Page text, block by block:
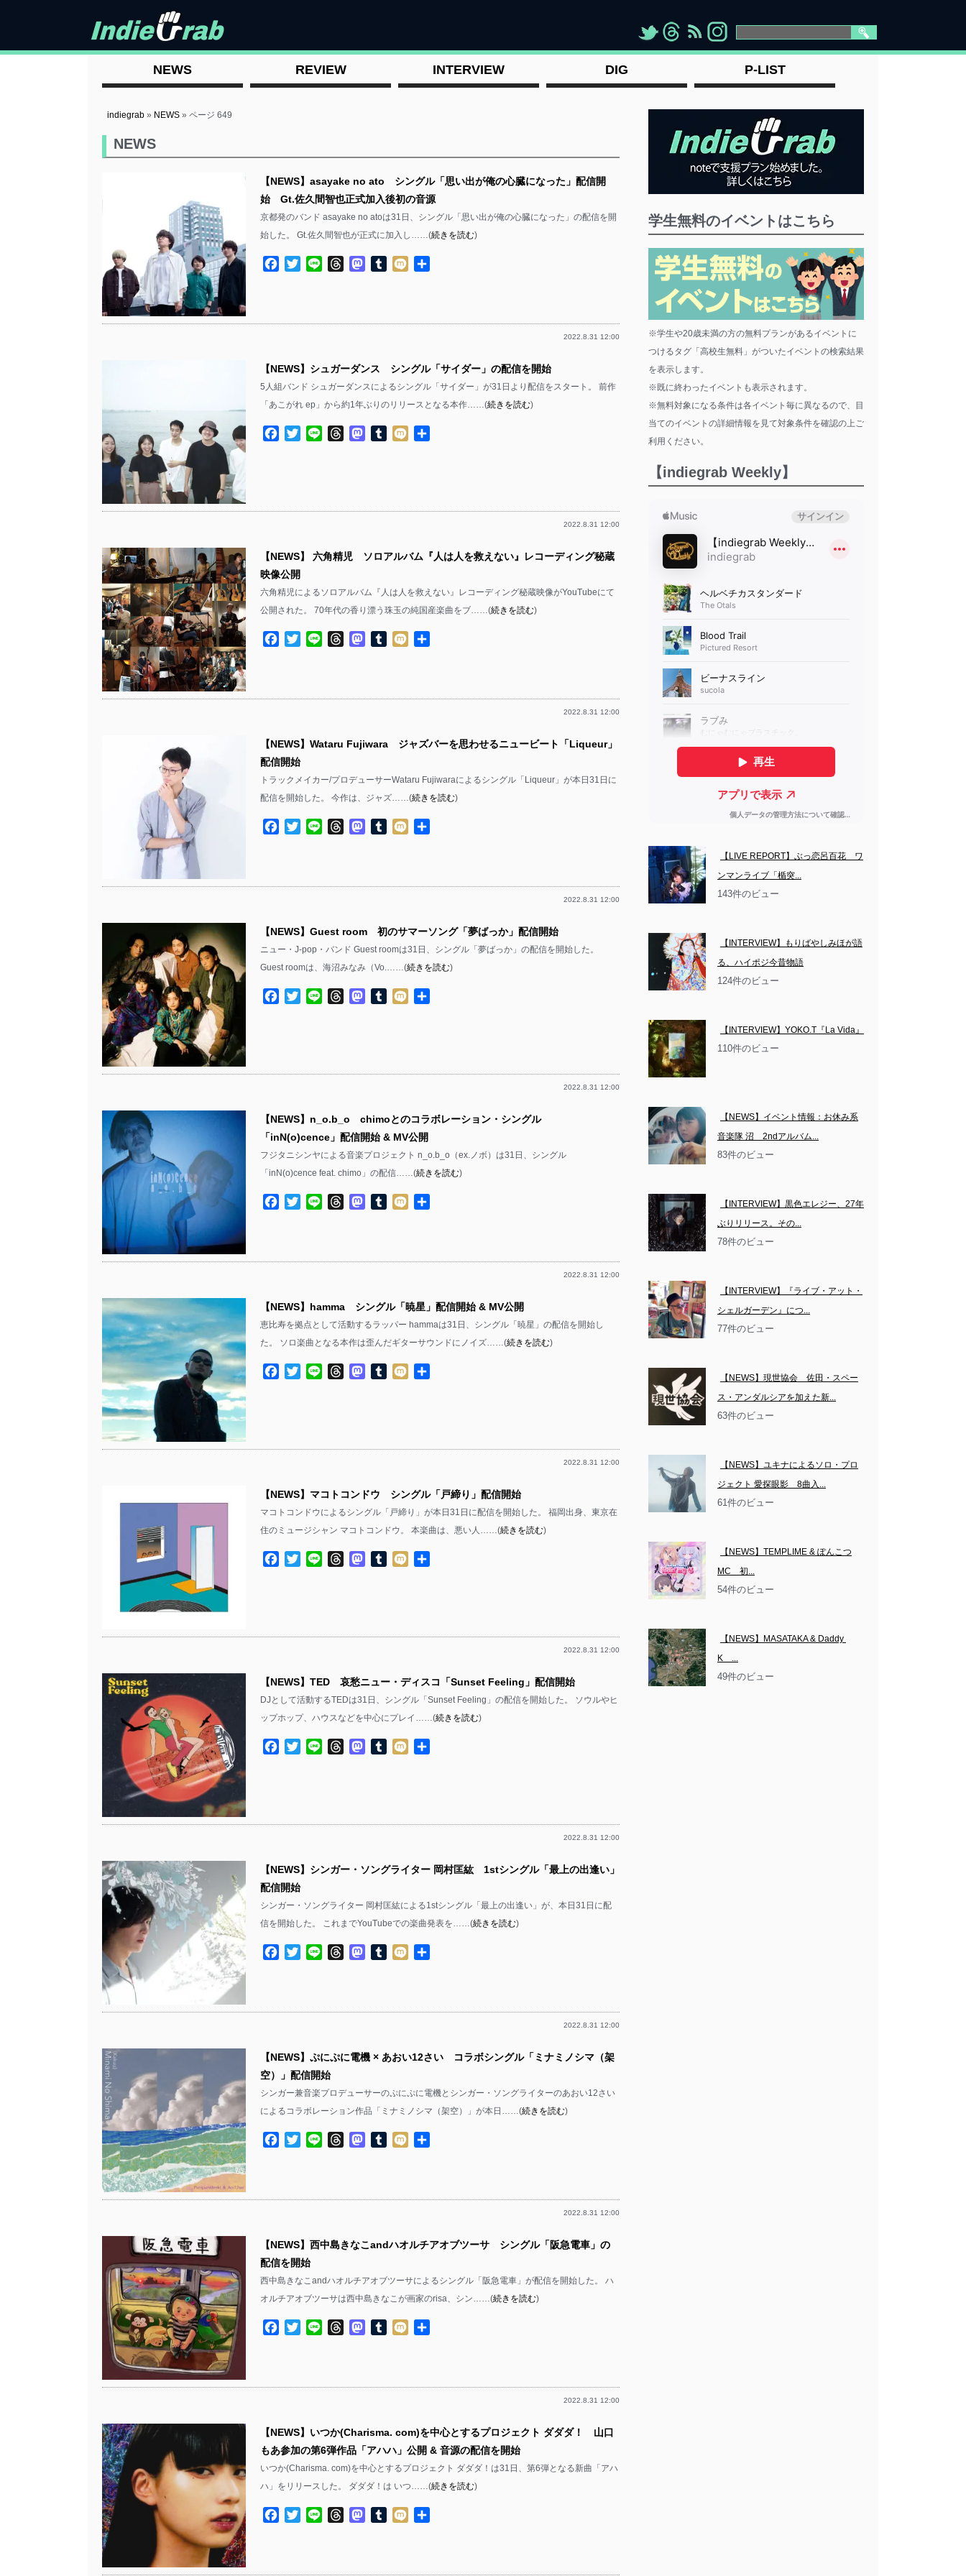
"> "> "> " >
NEWS REVIEW INTERVIEW DIG P-LIST
indiegrab » NEWS »ページ 649
NEWS
【NEWS】asayake no ato シングル「思い出が俺の心臓になった」配信開
始 Gt.佐久間智也正式加入後初の音源
京都発のバンド asayake no atoは31日、シングル「思い出が俺の心臓になった」の配信を開
始した。 Gt.佐久間智也が正式に加入し……(続きを読む)
Facebook
TwitterLine ThreadsMastodon
TumblrMixi
2022.8.31 12:00
【NEWS】シュガーダンス シングル「サイダー」の配信を開始
5人組バンド シュガーダンスによるシングル「サイダー」が31日より配信をスタート。 前作
「あこがれ ep」から約1年ぶりのリリースとなる本作……(続きを読む)
Facebook
TwitterLine ThreadsMastodon
TumblrMixi
2022.8.31 12:00
【NEWS】 六角精児 ソロアルバム『人は人を救えない』レコーディング秘蔵
映像公開
六角精児によるソロアルバム『人は人を救えない』レコーディング秘蔵映像がYouTubeにて
公開された。 70年代の香り漂う珠玉の純国産楽曲をブ……(続きを読む)
Facebook
TwitterLine ThreadsMastodon
TumblrMixi
2022.8.31 12:00
【NEWS】Wataru Fujiwara ジャズバーを思わせるニュービート「Liqueur」
配信開始
トラックメイカー/プロデューサーWataru Fujiwaraによるシングル「Liqueur」が本日31日に
配信を開始した。 今作は、ジャズ……(続きを読む)
Facebook
TwitterLine ThreadsMastodon
TumblrMixi
2022.8.31 12:00
【NEWS】Guest room 初のサマーソング「夢ばっか」配信開始
ニュー・J-pop・バンド Guest roomは31日、シングル「夢ばっか」の配信を開始した。
Guest roomは、海沼みなみ（Vo.……(続きを読む)
Facebook
TwitterLine ThreadsMastodon
TumblrMixi
2022.8.31 12:00
【NEWS】n_o.b_o chimoとのコラボレーション・シングル
「inN(o)cence」配信開始 & MV公開
フジタニシンヤによる音楽プロジェクト n_o.b_o（ex.ノボ）は31日、シングル
「inN(o)cence feat. chimo」の配信……(続きを読む)
Facebook
TwitterLine ThreadsMastodon
TumblrMixi
2022.8.31 12:00
【NEWS】hamma シングル「暁星」配信開始 & MV公開
恵比寿を拠点として活動するラッパー hammaは31日、シングル「暁星」の配信を開始し
た。 ソロ楽曲となる本作は歪んだギターサウンドにノイズ……(続きを読む)
Facebook
TwitterLine ThreadsMastodon
TumblrMixi
2022.8.31 12:00
【NEWS】マコトコンドウ シングル「戸締り」配信開始
マコトコンドウによるシングル「戸締り」が本日31日に配信を開始した。 福岡出身、東京在
住のミュージシャン マコトコンドウ。 本楽曲は、悪い人……(続きを読む)
Facebook
TwitterLine ThreadsMastodon
TumblrMixi
2022.8.31 12:00
【NEWS】TED 哀愁ニュー・ディスコ「Sunset Feeling」配信開始
DJとして活動するTEDは31日、シングル「Sunset Feeling」の配信を開始した。 ソウルやヒ
ップホップ、ハウスなどを中心にプレイ……(続きを読む)
Facebook
TwitterLine ThreadsMastodon
TumblrMixi
2022.8.31 12:00
【NEWS】シンガー・ソングライター 岡村匡紘 1stシングル「最上の出逢い」
配信開始
シンガー・ソングライター 岡村匡紘による1stシングル「最上の出逢い」が、本日31日に配
信を開始した。 これまでYouTubeでの楽曲発表を……(続きを読む)
Facebook
TwitterLine ThreadsMastodon
TumblrMixi
2022.8.31 12:00
【NEWS】ぷにぷに電機 × あおい12さい コラボシングル「ミナミノシマ（架
空）」配信開始
シンガー兼音楽プロデューサーのぷにぷに電機とシンガー・ソングライターのあおい12さい
によるコラボレーション作品「ミナミノシマ（架空）」が本日……(続きを読む)
Facebook
TwitterLine ThreadsMastodon
TumblrMixi
2022.8.31 12:00
【NEWS】西中島きなこandハオルチアオブツーサ シングル「阪急電車」の
配信を開始
西中島きなこandハオルチアオブツーサによるシングル「阪急電車」が配信を開始した。 ハ
オルチアオブツーサは西中島きなこが画家のrisa、シン……(続きを読む)
Facebook
TwitterLine ThreadsMastodon
TumblrMixi
2022.8.31 12:00
【NEWS】いつか(Charisma. com)を中心とするプロジェクト ダダダ！ 山口
もあ参加の第6弾作品「アハハ」公開 & 音源の配信を開始
いつか(Charisma. com)を中心とするプロジェクト ダダダ！は31日、第6弾となる新曲「アハ
ハ」をリリースした。 ダダダ！は いつ……(続きを読む)
Facebook
TwitterLine ThreadsMastodon
TumblrMixi
学生無料のイベントはこちら
※学生や20歳未満の方の無料プランがあるイベントに
つけるタグ「高校生無料」がついたイベントの検索結果
を表示します。
※既に終わったイベントも表示されます。
※無料対象になる条件は各イベント毎に異なるので、目
当てのイベントの詳細情報を見て対象条件を確認の上ご
利用ください。
【indiegrab Weekly】
【LIVE REPORT】ぶっ恋呂百花　ワ
ンマンライブ「楯突...
143件のビュー
【INTERVIEW】もりばやしみほが語
る、ハイポジ今昔物語
124件のビュー
【INTERVIEW】YOKO.T『La Vida』
110件のビュー
【NEWS】イベント情報：お休み系
音楽隊 沼　2ndアルバム...
83件のビュー
【INTERVIEW】黒色エレジー、27年
ぶりリリース。その...
78件のビュー
【INTERVIEW】『ライブ・アット・
シェルガーデン』につ...
77件のビュー
【NEWS】現世協会　佐田・スペー
ス・アンダルシアを加えた新...
63件のビュー
【NEWS】ユキナによるソロ・プロ
ジェクト 愛探眼影　8曲入...
61件のビュー
【NEWS】TEMPLIME & ぽんこつ
MC　初...
54件のビュー
【NEWS】MASATAKA & Daddy
K　...
49件のビュー